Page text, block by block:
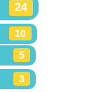
24
10
5
3